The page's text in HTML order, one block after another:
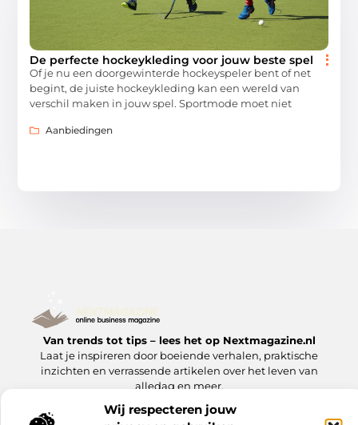
Wij respecteren jouw
De perfecte hockeykleding voor jouw beste spel
Of je nu een doorgewinterde hockeyspeler bent of net
begint, de juiste hockeykleding kan een wereld van
verschil maken in jouw spel. Sportmode moet niet
Aanbiedingen
Van trends tot tips – lees het op Nextmagazine.nl
Laat je inspireren door boeiende verhalen, praktische
inzichten en verrassende artikelen over het leven van
alledag en meer.